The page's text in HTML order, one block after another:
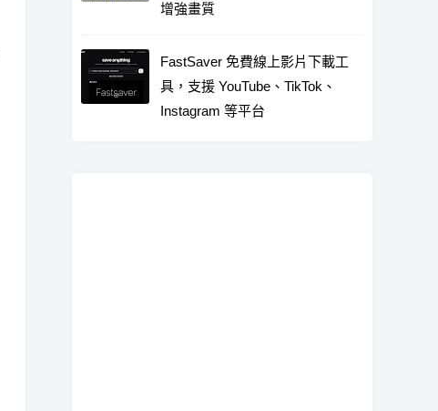
增強畫質
FastSaver 免費線上影片下載工
具，支援 YouTube、TikTok、
Instagram 等平台